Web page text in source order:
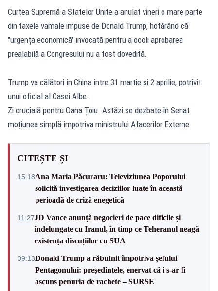
Curtea Supremă a Statelor Unite a anulat vineri o mare parte
din taxele vamale impuse de Donald Trump, hotărând că
"urgența economică" invocată pentru a ocoli aprobarea
prealabilă a Congresului nu a fost dovedită.
Trump va călători în China între 31 martie și 2 aprilie, potrivit
unui oficial al Casei Albe.
Zi crucială pentru Oana Țoiu. Astăzi se dezbate în Senat
moțiunea simplă împotriva ministrului Afacerilor Externe
CITEȘTE ȘI
15:18Ana Maria Păcuraru: Televiziunea Poporului
solicită investigarea deciziilor luate în această
perioadă de criză enegetică
11:27JD Vance anunță negocieri de pace dificile și
îndelungate cu Iranul, în timp ce Teheranul neagă
existența discuțiilor cu SUA
09:13Donald Trump a răbufnit împotriva șefului
Pentagonului: președintele, enervat că i s-ar fi
ascuns penuria de rachete – SURSE